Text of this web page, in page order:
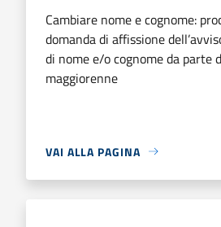
Cambiare nome e cognome:
domanda di affissione
di nome e/o cognome da parte
maggiorenne
VAI ALLA PAGINA